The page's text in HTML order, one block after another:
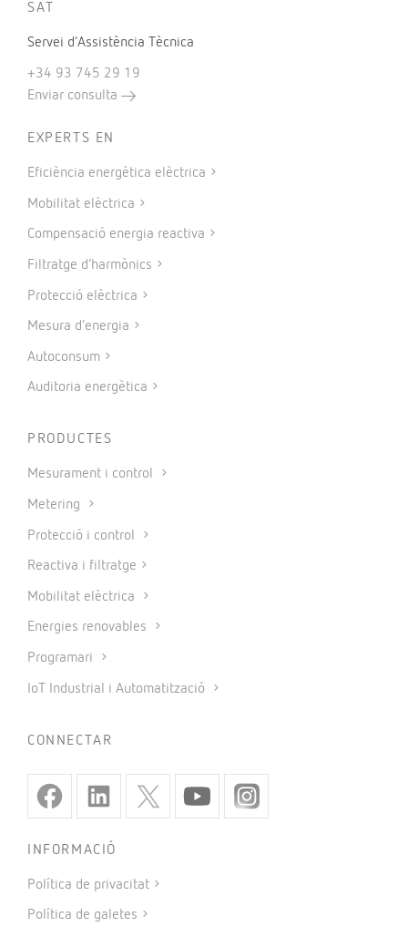
SAT
Servei d’Assistència Tècnica
+34 93 745 29 19
Enviar consulta
EXPERTS EN
Eficiència energètica elèctrica
Mobilitat elèctrica
Compensació energia reactiva
Filtratge d’harmònics
Protecció elèctrica
Mesura d’energia
Autoconsum
Auditoria energètica
PRODUCTES
Mesurament i control
Metering
Protecció i control
Reactiva i filtratge
Mobilitat elèctrica
Energies renovables
Programari
IoT Industrial i Automatització
CONNECTAR
INFORMACIÓ
Política de privacitat
Política de galetes